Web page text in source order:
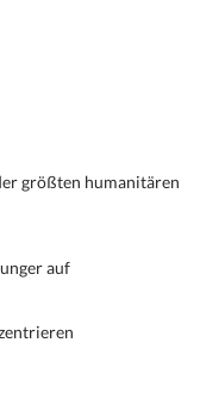
größten humanitären
auf